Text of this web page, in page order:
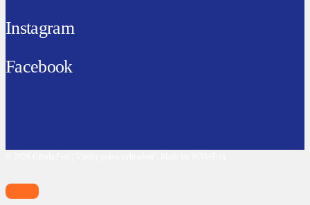
Instagram
Facebook